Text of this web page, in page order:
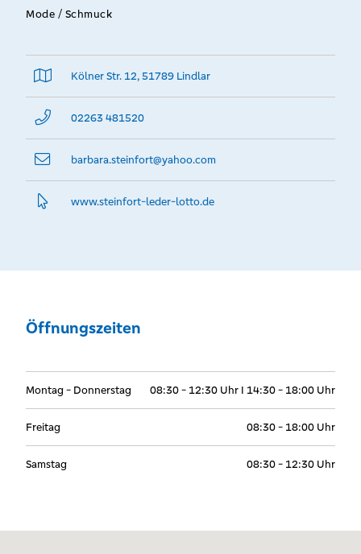
Mode / Schmuck
Kölner Str. 12, 51789 Lindlar
02263 481520
barbara.steinfort@­yahoo.com
www.­steinfort-leder-lotto.­de
Öffnungszeiten
Montag - Donnerstag 08:30 - 12:30 Uhr I 14:30 - 18:00 Uhr
Freitag 08:30 - 18:00 Uhr
Samstag 08:30 - 12:30 Uhr